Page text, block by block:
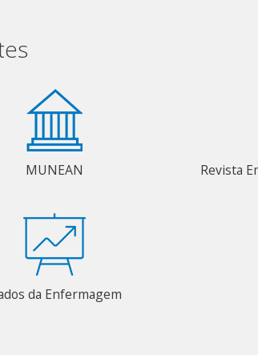
MUNEAN Revista
da Enfermagem